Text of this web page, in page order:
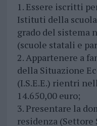
1. Essere iscritti
Istituti della
grado del sistema
(scuole statali e
2. Appartenere a
della Situazione
(I.S.E.E.) rientri
14.650,00 euro;
3. Presentare la
residenza (Settore